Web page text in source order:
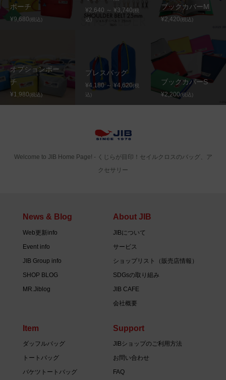
ポーチ
¥9,680(税込)
¥2,640 ～ ¥3,740(税
込)
ブックカバーM
¥2,420(税込)
オプションポー
チ
¥1,980(税込)
プレスバッグ
¥4,180 ～ ¥4,620(税
込)
ブックカバーS
¥2,200(税込)
Welcome to JIB Home Page! ‐ くじらが目印！セイルクロスのバッグ、ア
クセサリー
News & Blog
Web更新info
Event info
JIB Group info
SHOP BLOG
MR.Jiblog
About JIB
JIBについて
サービス
ショップリスト（販売店情報）
SDGsの取り組み
JIB CAFE
会社概要
Item
ダッフルバッグ
トートバッグ
バケツトートバッグ
Support
JIBショップのご利用方法
お問い合わせ
FAQ